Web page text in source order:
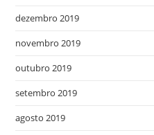
dezembro 2019
novembro 2019
outubro 2019
setembro 2019
agosto 2019